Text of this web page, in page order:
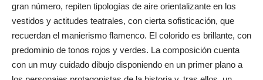
gran número, repiten tipologías de aire orientalizante en los
vestidos y actitudes teatrales, con cierta sofisticación, que
recuerdan el manierismo flamenco. El colorido es brillante, con
predominio de tonos rojos y verdes. La composición cuenta
con un muy cuidado dibujo disponiendo en un primer plano a